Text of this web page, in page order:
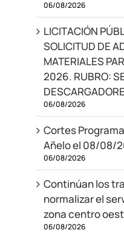
06/08/2026
LICITACIÓN
SOLICITUD DE
MATERIALES
2026. RUBRO:
06/08/2026
Cortes
Añelo el 08/08/
06/08/2026
Continúan los
normalizar el
zona centro
06/08/2026